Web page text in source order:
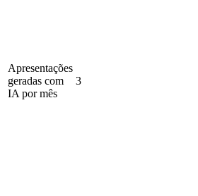
Apresentações
geradas com
IA por mês
3